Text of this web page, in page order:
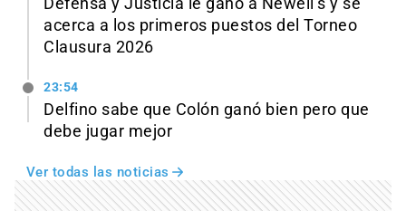
Defensa y Justicia le ganó a Newell’s y se
acerca a los primeros puestos del Torneo
Clausura 2026
23:54
Delfino sabe que Colón ganó bien pero que
debe jugar mejor
Ver todas las noticias